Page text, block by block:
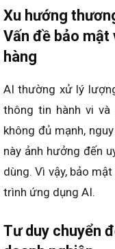
Xu hướng
Vấn đề bảo mật
hàng
AI thường xử lý
thông tin hành vi
không đủ mạnh,
này ảnh hưởng đến
dùng. Vì vậy, bảo
trình ứng dụng AI.
Tư duy chuyển